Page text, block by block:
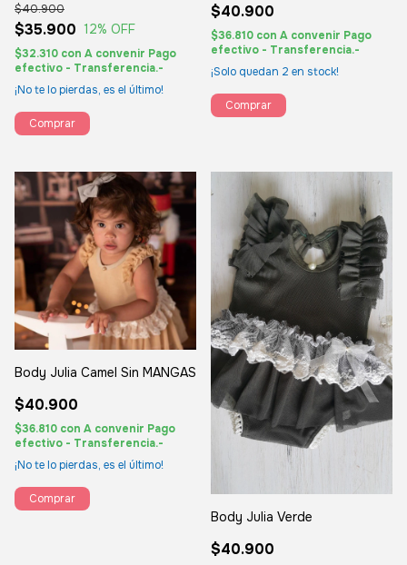
$35.900
$40.900
12% OFF
$32.310 con A convenir Pago
efectivo - Transferencia.-
¡No te lo pierdas, es el último!
Comprar
$40.900
$36.810 con A convenir Pago
efectivo - Transferencia.-
¡Solo quedan 2 en stock!
Comprar
Body Julia Camel Sin MANGAS
$40.900
$36.810 con A convenir Pago
efectivo - Transferencia.-
¡No te lo pierdas, es el último!
Comprar
Body Julia Verde
$40.900